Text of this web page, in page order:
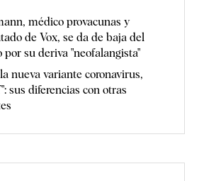
médico provacunas y
de Vox, se da de baja del
por su deriva "neofalangista"
nueva variante coronavirus,
sus diferencias con otras